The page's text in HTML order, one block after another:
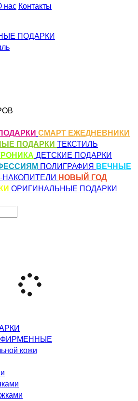
нас Контакты
ПОДАРКИ
СМАРТ ЕЖЕДНЕВНИКИ
ПОДАРКИ ТЕКСТИЛЬ
ДЕТСКИЕ ПОДАРКИ
ПОЛИГРАФИЯ ВЕЧНЫЕ
НОВЫЙ ГОД
ОРИГИНАЛЬНЫЕ ПОДАРКИ
кожи